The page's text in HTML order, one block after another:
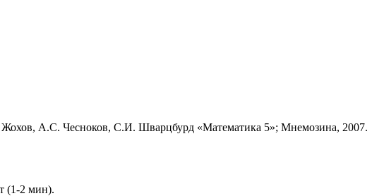
А.С. Чесноков, С.И. Шварцбурд «Математика 5»; Мнемозина, 2007.
(1-2 мин).